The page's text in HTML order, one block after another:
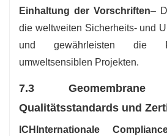
Einhaltung der Vorschriften–
die weltweiten Sicherheits- und
und gewährleisten die
umweltsensiblen Projekten.
7.3
Qualitätsstandards und
ICH Internationale